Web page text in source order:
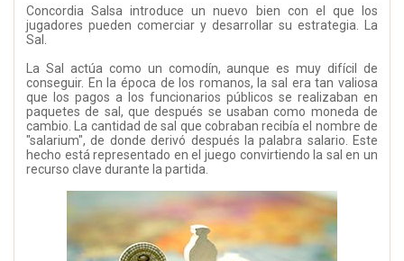
Concordia Salsa introduce un nuevo bien con el que los
jugadores pueden comerciar y desarrollar su estrategia. La
Sal.
La Sal actúa como un comodín, aunque es muy difícil de
conseguir. En la época de los romanos, la sal era tan valiosa
que los pagos a los funcionarios públicos se realizaban en
paquetes de sal, que después se usaban como moneda de
cambio. La cantidad de sal que cobraban recibía el nombre de
"salarium", de donde derivó después la palabra salario. Este
hecho está representado en el juego convirtiendo la sal en un
recurso clave durante la partida.